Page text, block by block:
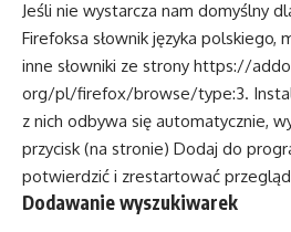
Jeśli nie wystarcza nam domyślny
Firefoksa słownik języka polskiego,
inne słowniki ze strony https://
org/pl/firefox/browse/type:3.
z nich odbywa się automatycznie,
przycisk (na stronie) Dodaj do
potwierdzić i zrestartować
Dodawanie wyszukiwarek